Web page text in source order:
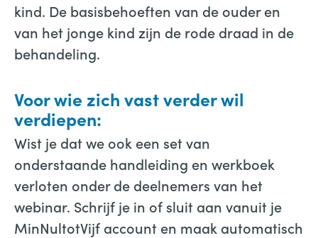
kind. De basisbehoeften van de ouder en
van het jonge kind zijn de rode draad in de
behandeling.
Voor wie zich vast verder wil
verdiepen:
Wist je dat we ook een set van
onderstaande handleiding en werkboek
verloten onder de deelnemers van het
webinar. Schrijf je in of sluit aan vanuit je
MinNultotVijf account en maak automatisch